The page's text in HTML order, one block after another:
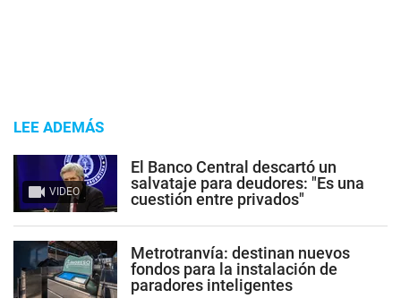
LEE ADEMÁS
VIDEO
El Banco Central descartó un
salvataje para deudores: "Es una
cuestión entre privados"
Metrotranvía: destinan nuevos
fondos para la instalación de
paradores inteligentes